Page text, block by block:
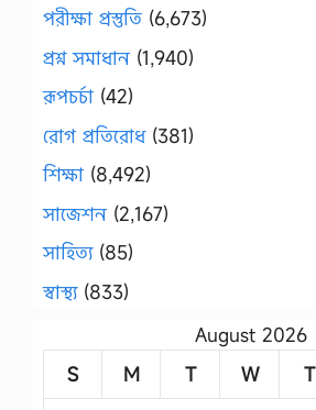
পরীক্ষা প্রস্তুতি (6,673)
প্রশ্ন সমাধান (1,940)
রূপচর্চা (42)
রোগ প্রতিরোধ(381)
শিক্ষা (8,492)
সাজেশন (2,167)
সাহিত্য(85)
স্বাস্থ্য(833)
August 2026
S
M T W T